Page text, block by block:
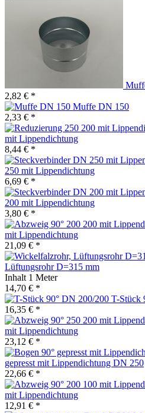
2,82 € *
Muffe DN 150
2,33 € *
mit Lippendichtung
8,44 € *
250 mit Lippendichtung
6,69 € *
200 mit Lippendichtung
3,80 € *
mit Lippendichtung
21,09 € *
Lüftungsrohr D=315 mm
Inhalt 1 Meter
14,70 € *
T-Stück
16,35 € *
mit Lippendichtung
23,12 € *
gepresst mit Lippendichtung DN 250
22,66 € *
mit Lippendichtung
12,91 € *